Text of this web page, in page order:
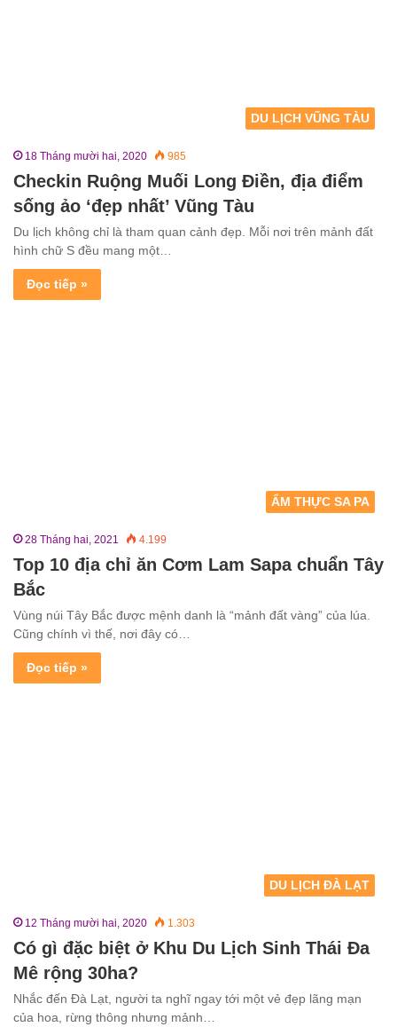
DU LỊCH VŨNG TÀU
18 Tháng mười hai, 2020 985
Checkin Ruộng Muối Long Điền, địa điểm
sống ảo ‘đẹp nhất’ Vũng Tàu
Du lịch không chỉ là tham quan cảnh đẹp. Mỗi nơi trên mảnh đất
hình chữ S đều mang một…
Đọc tiếp »
ẨM THỰC SA PA
28 Tháng hai, 2021 4.199
Top 10 địa chỉ ăn Cơm Lam Sapa chuẩn Tây
Bắc
Vùng núi Tây Bắc được mệnh danh là “mảnh đất vàng” của lúa.
Cũng chính vì thế, nơi đây có…
Đọc tiếp »
DU LỊCH ĐÀ LẠT
12 Tháng mười hai, 2020 1.303
Có gì đặc biệt ở Khu Du Lịch Sinh Thái Đa
Mê rộng 30ha?
Nhắc đến Đà Lạt, người ta nghĩ ngay tới một vẻ đẹp lãng mạn
của hoa, rừng thông nhưng mảnh…